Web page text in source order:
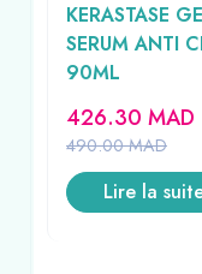
KERASTASE
SERUM ANTI
90ML
490.00MAD
426.30 MAD
Lire la